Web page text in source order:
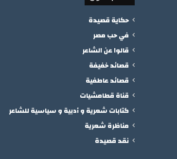
حكاية قصيدة
في حب مصر
قالوا عن الشاعر
قصائد خفيفة
قصائد عاطفية
قناة قطامشيات
كتابات شعرية و أدبية و سياسية للشاعر
مناظرة شعرية
نقد قصيدة